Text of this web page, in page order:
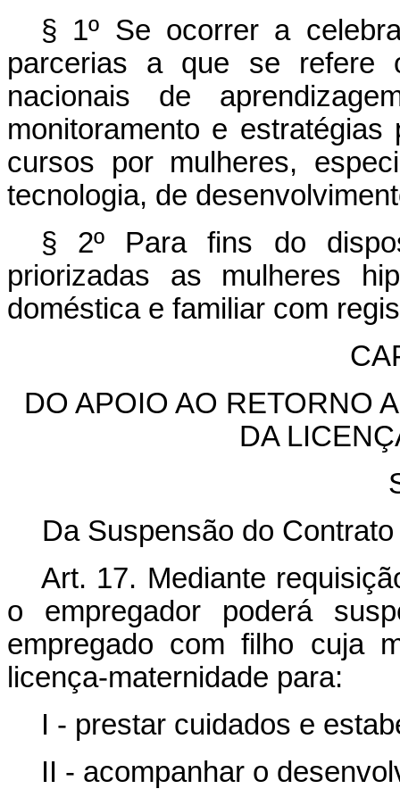
§ 1º Se ocorrer a
parcerias a que se
nacionais de
monitoramento e
cursos por mulheres,
tecnologia, de
§ 2º Para fins do
priorizadas as mulheres
doméstica e familiar com
DO APOIO AO RETORNO
DA
Da Suspensão do
Art. 17. Mediante
o empregador poderá
empregado com filho cuja
licença-maternidade para:
I - prestar cuidados e
II - acompanhar o